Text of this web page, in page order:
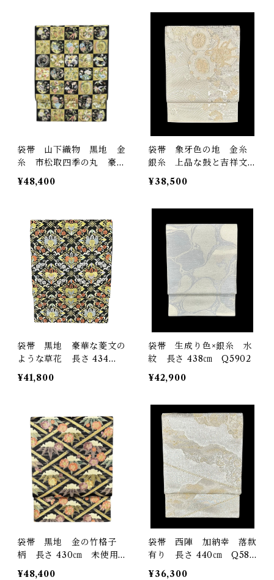
袋帯 山下織物 黒地 金
糸 市松取四季の丸 豪
華 長さ 439㎝ Q61
15
¥48,400
袋帯 象牙色の地 金糸
銀糸 上品な鼓と吉祥文
様 長さ437 ㎝ Q6488
¥38,500
袋帯 黒地 豪華な菱文の
ような草花 長さ 434
㎝ Q6318
¥41,800
袋帯 生成り色×銀糸 水
紋 長さ 438㎝ Q5902
¥42,900
袋帯 黒地 金の竹格子
柄 長さ 430㎝ 未使用
品 Q5196
¥48,400
袋帯 西陣 加納幸 落款
有り 長さ 440㎝ Q589
8
¥36,300